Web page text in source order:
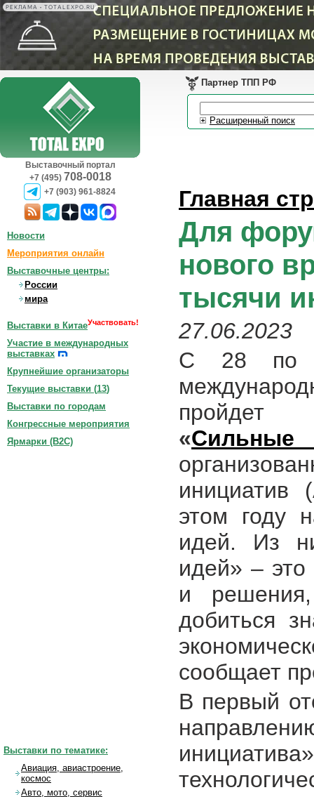
РЕКЛАМА • TOTALEXPO.RU
Выставочный портал
+7 (495) 708-0018
+7 (903) 961-8824
Партнер ТПП РФ
Расширенный поиск
Главная
Для
нового
тысячи
27.06.2023
С 28 по
пройдет
«Сильные
этом году
идей. Из
идей» – это
и решения,
добиться
сообщает
В первый
Новости
Мероприятия онлайн
Выставочные центры:
России
мира
Выставки в КитаеУчаствовать!
Участие в международных
выставках
Крупнейшие организаторы
Текущие выставки (13)
Выставки по городам
Конгрессные мероприятия
Ярмарки (B2C)
Выставки по тематике:
Авиация, авиастроение,
космос
Авто, мото, сервис